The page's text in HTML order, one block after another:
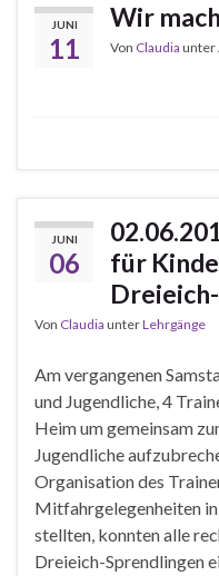
JUNI
11
Wir
Von Claudia unter
JUNI
06
für
Von Claudia unterLehrgänge
Am vergangenen
und Jugendliche, 4
Heim um gemeinsam
Jugendliche
Organisation des
Mitfahrgelegenheiten
stellten, konnten alle
Dreieich-Sprendlingen